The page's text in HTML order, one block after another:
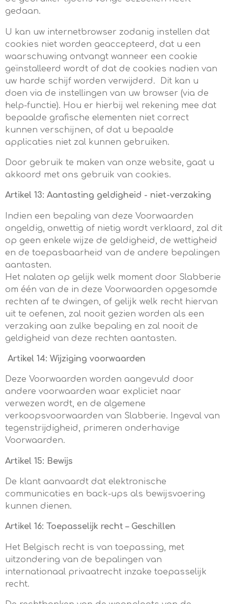
gedaan.
U kan uw internetbrowser zodanig instellen dat
cookies niet worden geaccepteerd, dat u een
waarschuwing ontvangt wanneer een cookie
geïnstalleerd wordt of dat de cookies nadien van
uw harde schijf worden verwijderd. Dit kan u
doen via de instellingen van uw browser (via de
help-functie). Hou er hierbij wel rekening mee dat
bepaalde grafische elementen niet correct
kunnen verschijnen, of dat u bepaalde
applicaties niet zal kunnen gebruiken.
Door gebruik te maken van onze website, gaat u
akkoord met ons gebruik van cookies.
Artikel 13: Aantasting geldigheid - niet-verzaking
Indien een bepaling van deze Voorwaarden
ongeldig, onwettig of nietig wordt verklaard, zal dit
op geen enkele wijze de geldigheid, de wettigheid
en de toepasbaarheid van de andere bepalingen
aantasten.
Het nalaten op gelijk welk moment door Slabberie
om één van de in deze Voorwaarden opgesomde
rechten af te dwingen, of gelijk welk recht hiervan
uit te oefenen, zal nooit gezien worden als een
verzaking aan zulke bepaling en zal nooit de
geldigheid van deze rechten aantasten.
Artikel 14: Wijziging voorwaarden
Deze Voorwaarden worden aangevuld door
andere voorwaarden waar expliciet naar
verwezen wordt, en de algemene
verkoopsvoorwaarden van Slabberie. Ingeval van
tegenstrijdigheid, primeren onderhavige
Voorwaarden.
Artikel 15: Bewijs
De klant aanvaardt dat elektronische
communicaties en back-ups als bewijsvoering
kunnen dienen.
Artikel 16: Toepasselijk recht – Geschillen
Het Belgisch recht is van toepassing, met
uitzondering van de bepalingen van
internationaal privaatrecht inzake toepasselijk
recht.